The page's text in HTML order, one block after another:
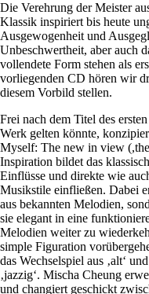
Die Verehrung der Meister
Klassik inspiriert bis heute
Ausgewogenheit und
Unbeschwertheit, aber auch
vollendete Form stehen als
vorliegenden CD hören wir
diesem Vorbild stellen.
Frei nach dem Titel des
Werk gelten könnte,
Myself: The new in view
Inspiration bildet das
Einflüsse und direkte wie
Musikstile einfließen. Dabei
aus bekannten Melodien,
sie elegant in eine
Melodien weiter zu
simple Figuration
das Wechselspiel aus ‚alt‘
‚jazzig‘. Mischa Cheung
und changiert geschickt